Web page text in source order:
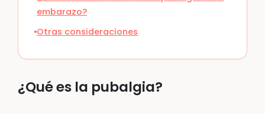
embarazo?
Otras consideraciones
¿Qué es la pubalgia?